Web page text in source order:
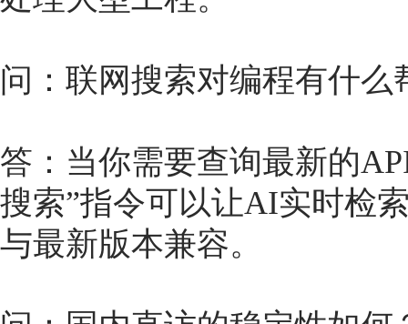
问：联网搜索对编程有什么
答：当你需要查询最新的
搜索”指令可以让AI实时检
与最新版本兼容。